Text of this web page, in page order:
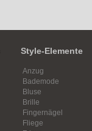
Style-Elemente
Anzug
Bademode
Bluse
Brille
Fingernägel
Fliege